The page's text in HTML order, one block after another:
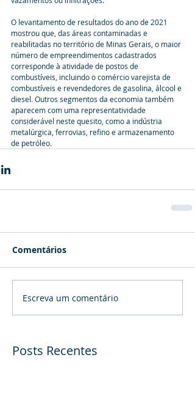
O levantamento de resultados do ano de 2021
mostrou que, das áreas contaminadas e
reabilitadas no território de Minas Gerais, o maior
número de empreendimentos cadastrados
corresponde à atividade de postos de
combustíveis, incluindo o comércio varejista de
combustíveis e revendedores de gasolina, álcool e
diesel. Outros segmentos da economia também
aparecem com uma representatividade
considerável neste quesito, como a indústria
metalúrgica, ferrovias, refino e armazenamento
de petróleo.
Comentários
Escreva um comentário
Posts Recentes